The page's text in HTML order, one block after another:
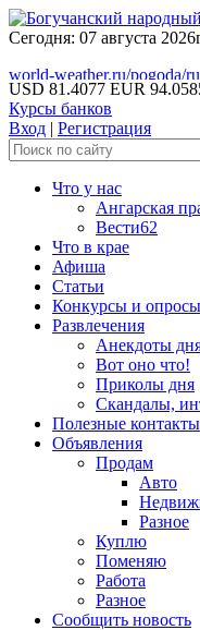
Сегодня: 07 августа
world-weather.ru/pogoda/
USD 81.4077 EUR
Курсы банков
Вход | Регистрация
Что у нас
Ангарская
Вести62
Что в крае
Афиша
Статьи
Конкурсы и опросы
Развлечения
Анекдоты
Вот оно что!
Приколы дня
Скандалы,
Полезные контакты
Объявления
Продам
Авто
Разное
Куплю
Поменяю
Работа
Разное
Сообщить новость